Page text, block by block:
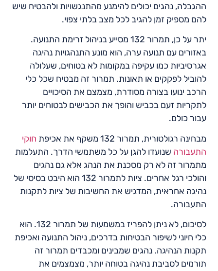
ההגבלה, נהגים יכולים להימנע מהתנגשויות ולהבטיח שיש
להם מספיק זמן להגיב לכל מצב בלתי צפוי.
יתר על כן, תמרור 132 מסייע בניהול זרימת התנועה.
באזורים עם תנועה ערה, הוא מונע התנהגויות נהיגה
אגרסיביות כמו עקיפה במקומות לא בטוחים, שעלולה
להוביל לפקקים או תאונות. תמרור זה מבטיח שכל כלי
הרכב ינועו בצורה מסודרת, מצמצם את הסיכויים
לתקריות זעם בכביש והופך את הכבישים לבטוחים יותר
עבור כולם.
מבחינה רגולטורית, תמרור 132 משקף את אכיפת
חוקי
התעבורה שנועדו להגן על כל משתמשי הדרך. התעלמות
מתמרור זה לא רק מסכנת את הנהג אלא גם נהגים
והולכי רגל אחרים. ציות לתמרור 132 הוא היבט בסיסי של
נהיגה אחראית, המדגיש את החשיבות של ציות לתקנות
התעבורה.
לסיכום, לא ניתן להפריז במשמעות של תמרור 132. הוא
כלי חיוני לשיפור הבטיחות בדרכים, ניהול התנועה ואכיפת
תקנות הנהיגה. נהגים שמבינים ומכבדים תמרור זה
תורמים לסביבת נהיגה בטוחה יותר, מצמצמים את